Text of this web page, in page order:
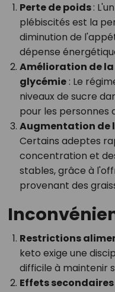
Perte de poids:
plébiscités est la
diminution de
dépense
Amélioration de
glycémie: Le
niveaux de sucre
pour les personnes
Augmentation de
Certains adeptes
concentration et
stables, grâce à
provenant des
Restrictions
keto exige une
difficile à maintenir
Effets